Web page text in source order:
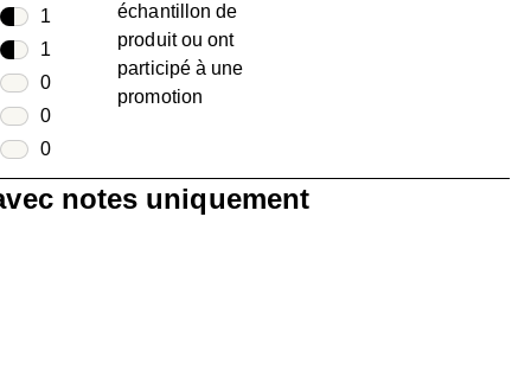
1
1 avis avec 5 étoiles.
1
1 avis avec 4 étoiles.
0
0 avis avec 3 étoiles.
0
0 avis avec 2 étoiles.
0
0 avis avec 1 étoile.
échantillon de
produit ou ont
participé à une
promotion
notes uniquement